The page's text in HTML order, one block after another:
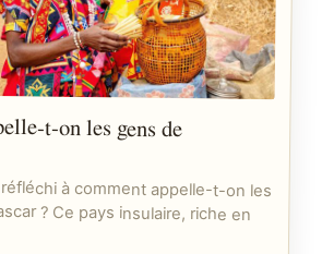
t-on les gens de
à comment appelle-t-on les
? Ce pays insulaire, riche en